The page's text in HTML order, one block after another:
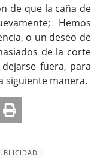
de que la caña de
Hemos
o un deseo de
de la corte
fuera, para
siguiente manera.